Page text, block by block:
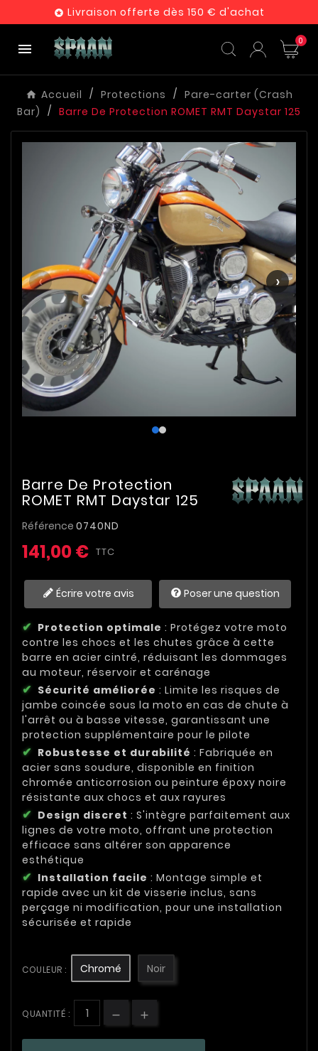
 Livraison offerte dès 150 € d'achat
 0
Accueil Protections
Pare-carter (Crash
Bar)
Barre De Protection ROMET RMT Daystar 125
‹ ›
Barre De Protection
ROMET RMT Daystar 125
Référence 0740ND
141,00 € TTC
Écrire votre avis Poser une question
Protection optimale : Protégez votre moto
contre les chocs et les chutes grâce à cette
barre en acier cintré, réduisant les dommages
au moteur, réservoir et carénage
Sécurité améliorée : Limite les risques de
jambe coincée sous la moto en cas de chute à
l'arrêt ou à basse vitesse, garantissant une
protection supplémentaire pour le pilote
Robustesse et durabilité : Fabriquée en
acier sans soudure, disponible en finition
chromée anticorrosion ou peinture époxy noire
résistante aux chocs et aux rayures
Design discret : S'intègre parfaitement aux
lignes de votre moto, offrant une protection
efficace sans altérer son apparence
esthétique
Installation facile : Montage simple et
rapide avec un kit de visserie inclus, sans
perçage ni modification, pour une installation
sécurisée et rapide
COULEUR : Chromé Noir
QUANTITÉ :